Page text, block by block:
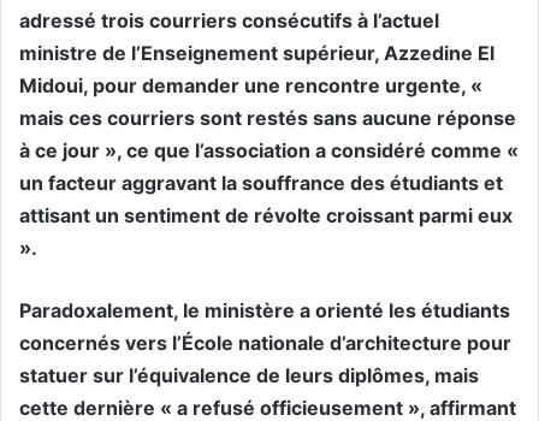
adressé trois courriers consécutifs à l’actuel
ministre de l’Enseignement supérieur, Azzedine El
Midoui, pour demander une rencontre urgente, «
mais ces courriers sont restés sans aucune réponse
à ce jour », ce que l’association a considéré comme «
un facteur aggravant la souffrance des étudiants et
attisant un sentiment de révolte croissant parmi eux
».
Paradoxalement, le ministère a orienté les étudiants
concernés vers l’École nationale d’architecture pour
statuer sur l’équivalence de leurs diplômes, mais
cette dernière « a refusé officieusement », affirmant